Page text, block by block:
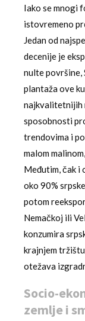
Iako se mnogi
istovremeno
Jedan od
decenije je
nulte površine,
plantaža ove
najkvalitetnijih
sposobnosti
trendovima i
malom
Međutim, čak i
oko 90%
potom
Nemačkoj ili
konzumira
krajnjem
otežava
Socio-
zemlje i